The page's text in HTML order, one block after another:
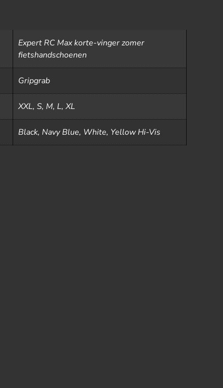
Expert RC Max korte-vinger zomer
fietshandschoenen
Gripgrab
XXL, S, M, L, XL
Black, Navy Blue, White, Yellow Hi-Vis